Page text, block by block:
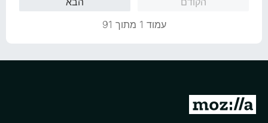
עמוד 1 מתוך 91
מ